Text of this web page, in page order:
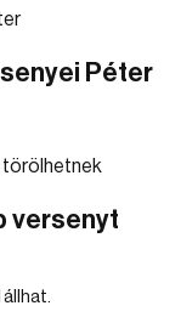
Péter
versenyt